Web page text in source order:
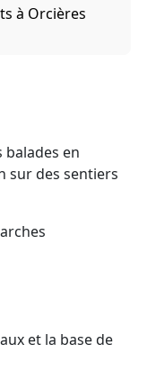
à Orcières
balades en
sur des sentiers
et la base de